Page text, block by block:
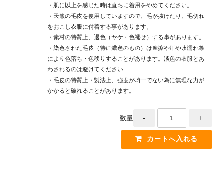
・肌に以上を感じた時は直ちに着用をやめてください。
・天然の毛皮を使用していますので、毛が抜けたり、毛切れ
をおこし衣服に付着する事があります。
・素材の特質上、退色（ヤケ・色褪せ）する事があります。
・染色された毛皮（特に濃色のもの）は摩擦や汗や水濡れ等
により色落ち・色移りすることがあります。淡色の衣服とあ
わされるのは避けてください
・毛皮の特質上・製法上、強度が均一でない為に無理な力が
かかると破れることがあります。
数量